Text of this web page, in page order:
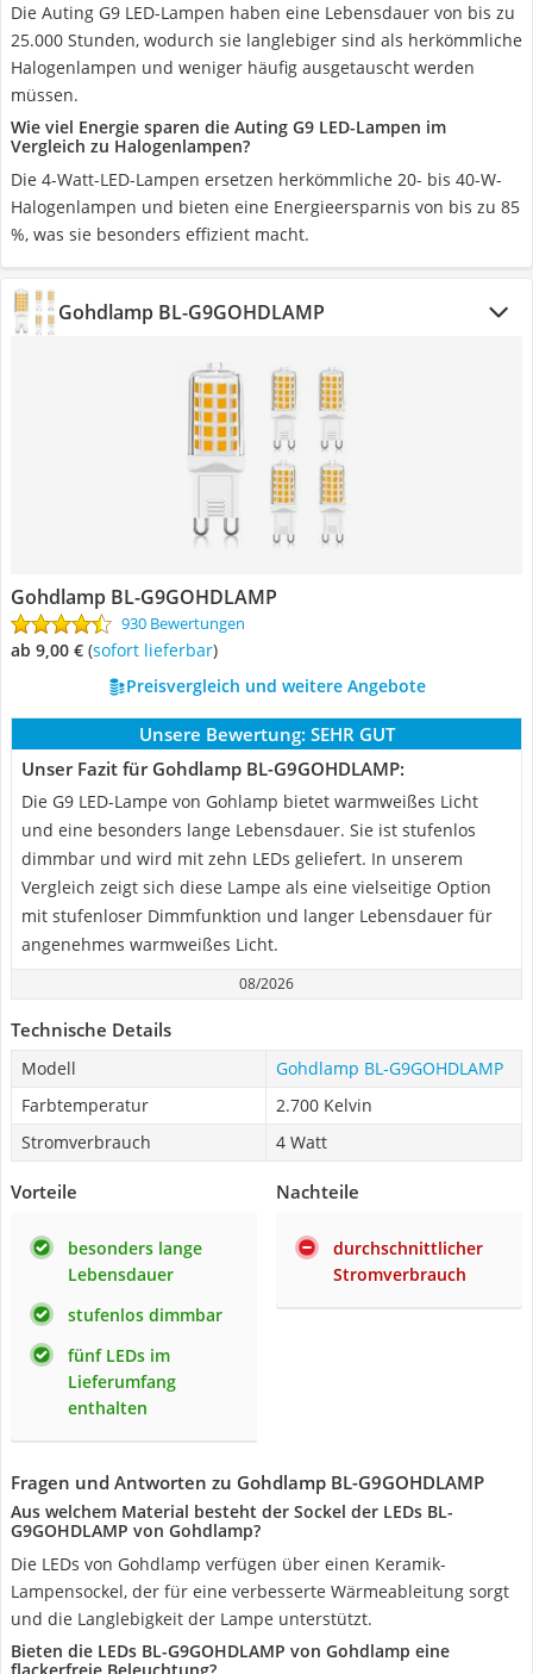
Die Auting G9 LED-Lampen haben eine Lebensdauer von bis zu
25.000 Stunden, wodurch sie langlebiger sind als herkömmliche
Halogenlampen und weniger häufig ausgetauscht werden
müssen.
Wie viel Energie sparen die Auting G9 LED-Lampen im
Vergleich zu Halogenlampen?
Die 4-Watt-LED-Lampen ersetzen herkömmliche 20- bis 40-W-
Halogenlampen und bieten eine Energieersparnis von bis zu 85
%, was sie besonders effizient macht.
Gohdlamp BL-G9GOHDLAMP
Gohdlamp BL-G9GOHDLAMP
930 Bewertungen
ab 9,00 € ( Sofort lieferbar)
Preisvergleich und weitere Angebote
Unsere Bewertung: SEHR GUT
Unser Fazit für Gohdlamp BL-G9GOHDLAMP:
Die G9 LED-Lampe von Gohlamp bietet warmweißes Licht
und eine besonders lange Lebensdauer. Sie ist stufenlos
dimmbar und wird mit zehn LEDs geliefert. In unserem
Vergleich zeigt sich diese Lampe als eine vielseitige Option
mit stufenloser Dimmfunktion und langer Lebensdauer für
angenehmes warmweißes Licht.
08/2026
Technische Details
Modell
Gohdlamp BL-G9GOHDLAMP
Farbtemperatur
2.700 Kelvin
Stromverbrauch
4 Watt
Vorteile
besonders lange
Lebensdauer
stufenlos dimmbar
fünf LEDs im
Lieferumfang
enthalten
Nachteile
durchschnittlicher
Stromverbrauch
Fragen und Antworten zu Gohdlamp BL-G9GOHDLAMP
Aus welchem Material besteht der Sockel der LEDs BL-
G9GOHDLAMP von Gohdlamp?
Die LEDs von Gohdlamp verfügen über einen Keramik-
Lampensockel, der für eine verbesserte Wärmeableitung sorgt
und die Langlebigkeit der Lampe unterstützt.
Bieten die LEDs BL-G9GOHDLAMP von Gohdlamp eine